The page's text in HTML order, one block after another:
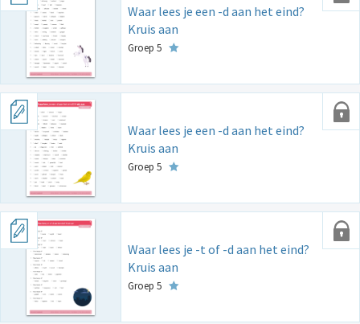
Waar lees je een -d aan het eind?
Kruis aan
Groep 5
Waar lees je een -d aan het eind?
Kruis aan
Groep 5
Waar lees je -t of -d aan het eind?
Kruis aan
Groep 5